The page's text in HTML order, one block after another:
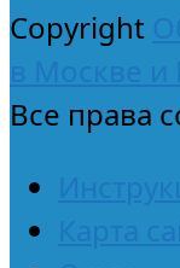
Copyright
в Москве и
Все права
Карта